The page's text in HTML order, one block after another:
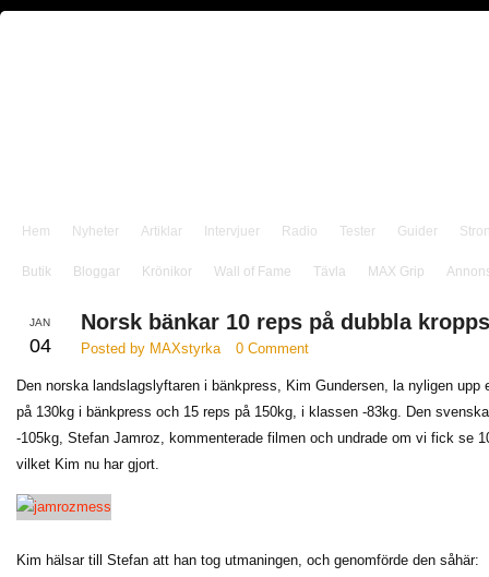
Hem Nyheter Artiklar Intervjuer Radio Tester Guider
Butik Bloggar Krönikor Wall of Fame Tävla MAX Grip
JAN
04
Norsk bänkar 10 reps på dubbla
Posted by MAXstyrka 0 Comment
Den norska landslagslyftaren i bänkpress, Kim Gundersen, la nyligen upp
på 130kg i bänkpress och 15 reps på 150kg, i klassen -83kg. Den
-105kg, Stefan Jamroz, kommenterade filmen och undrade om vi fick se
vilket Kim nu har gjort.
Kim hälsar till Stefan att han tog utmaningen, och genomförde den såhär: